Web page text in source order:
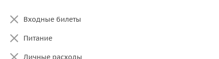
Входные билеты
Питание
Личные расходы